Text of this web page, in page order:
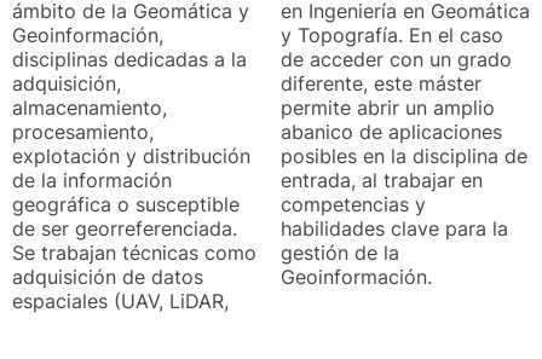
ámbito de la Geomática y
Geoinformación,
disciplinas dedicadas a la
adquisición,
almacenamiento,
procesamiento,
explotación y distribución
de la información
geográfica o susceptible
de ser georreferenciada.
Se trabajan técnicas como
adquisición de datos
espaciales (UAV, LiDAR,
en Ingeniería en Geomática
y Topografía. En el caso
de acceder con un grado
diferente, este máster
permite abrir un amplio
abanico de aplicaciones
posibles en la disciplina de
entrada, al trabajar en
competencias y
habilidades clave para la
gestión de la
Geoinformación.